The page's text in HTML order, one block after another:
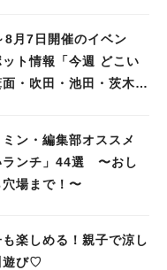
8月7日開催のイベン
ット情報「今週 どこい
・吹田・池田・茨木・
ミン・編集部オススメ
ランチ」44選 〜おし
場まで！〜
も楽しめる！親子で涼し
遊び♡